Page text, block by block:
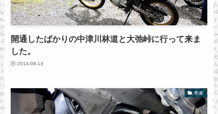
開通したばかりの中津川林道と大弛峠に行って来ま
した。
2014-08-13
整備